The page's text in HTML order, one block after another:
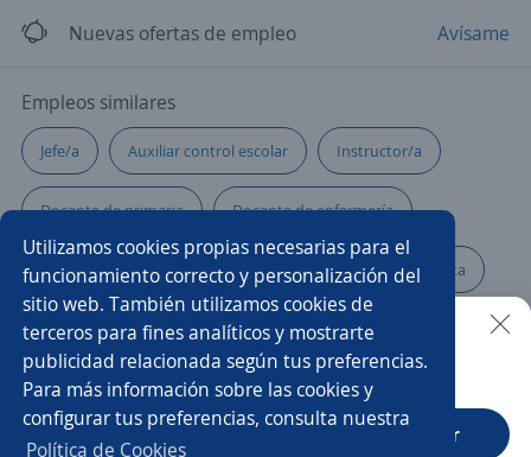
Nuevas ofertas de empleo Avísame
Empleos similares
Jefe/a Auxiliar control escolar Instructor/a
Docente de primaria Docente de enfermería
Docente de comunicación Docente de educación física
Profesor/a Docente Asistente educativo
Docentes de nivel secundario Docente de derecho
Docente de matemáticas
Buscar es más fácil en la app
CT App Abrir
Utilizamos cookies propias necesarias para el
funcionamiento correcto y personalización del
sitio web. También utilizamos cookies de
terceros para fines analíticos y mostrarte
publicidad relacionada según tus preferencias.
Para más información sobre las cookies y
configurar tus preferencias, consulta nuestra
Política de Cookies